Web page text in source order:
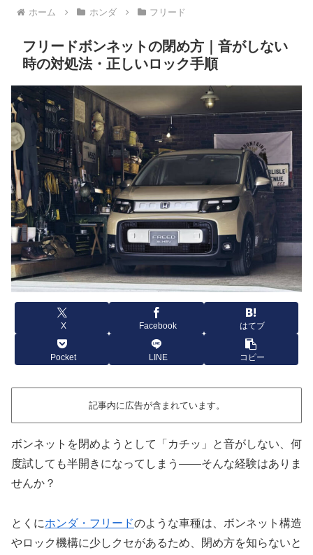
ホーム ホンダ フリード
フリードボンネットの閉め方｜音がしない
時の対処法・正しいロック手順
X Facebook はてブ
Pocket LINE コピー
記事内に広告が含まれています。
ボンネットを閉めようとして「カチッ」と音がしない、何
度試しても半開きになってしまう――そんな経験はありま
せんか？
とくにホンダ・フリードのような車種は、ボンネット構造
やロック機構に少しクセがあるため、閉め方を知らないと